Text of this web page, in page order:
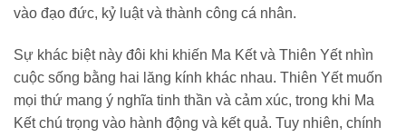
vào đạo đức, kỷ luật và thành công cá nhân.
Sự khác biệt này đôi khi khiến Ma Kết và Thiên Yết nhìn
cuộc sống bằng hai lăng kính khác nhau. Thiên Yết muốn
mọi thứ mang ý nghĩa tinh thần và cảm xúc, trong khi Ma
Kết chú trọng vào hành động và kết quả. Tuy nhiên, chính